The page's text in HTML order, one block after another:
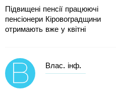
Підвищені пенсії працюючі
пенсіонери Кіровоградщини
отримають вже у квітні
Влас. інф.